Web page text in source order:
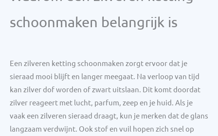
schoonmaken belangrijk is
Een zilveren ketting schoonmaken zorgt ervoor dat je
sieraad mooi blijft en langer meegaat. Na verloop van tijd
kan zilver dof worden of zwart uitslaan. Dit komt doordat
zilver reageert met lucht, parfum, zeep en je huid. Als je
vaak een zilveren sieraad draagt, kun je merken dat de glans
langzaam verdwijnt. Ook stof en vuil hopen zich snel op